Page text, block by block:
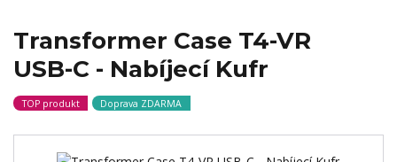
Transformer Case T4-VR
USB-C - Nabíjecí Kufr
TOP produkt Doprava ZDARMA